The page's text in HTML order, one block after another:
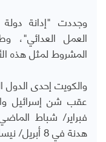
وجددت "إدانة دولة
العمل العدائي"،
المشروط لمثل هذه
والكويت إحدى الدول
عقب شن إسرائيل
فبراير/ شباط
هدنة في 8 أبريل/ نيسان.